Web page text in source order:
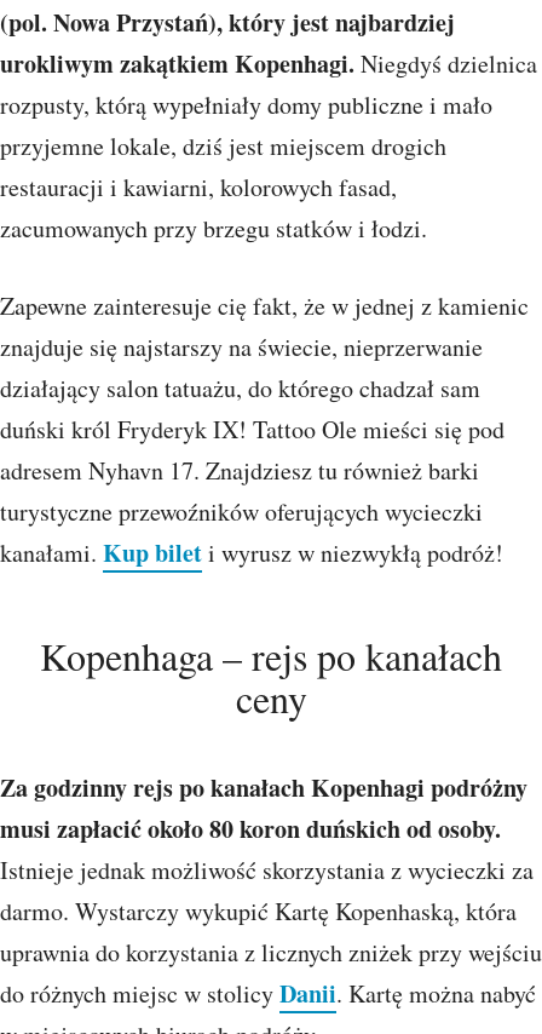
(pol. Nowa Przystań), który jest najbardziej
urokliwym zakątkiem Kopenhagi. Niegdyś dzielnica
rozpusty, którą wypełniały domy publiczne i mało
przyjemne lokale, dziś jest miejscem drogich
restauracji i kawiarni, kolorowych fasad,
zacumowanych przy brzegu statków i łodzi.
Zapewne zainteresuje cię fakt, że w jednej z kamienic
znajduje się najstarszy na świecie, nieprzerwanie
działający salon tatuażu, do którego chadzał sam
duński król Fryderyk IX! Tattoo Ole mieści się pod
adresem Nyhavn 17. Znajdziesz tu również barki
turystyczne przewoźników oferujących wycieczki
kanałami. Kup bileti wyrusz w niezwykłą podróż!
Kopenhaga – rejs po kanałach
ceny
Za godzinny rejs po kanałach Kopenhagi podróżny
musi zapłacić około 80 koron duńskich od osoby.
Istnieje jednak możliwość skorzystania z wycieczki za
darmo. Wystarczy wykupić Kartę Kopenhaską, która
uprawnia do korzystania z licznych zniżek przy wejściu
do różnych miejsc w stolicyDanii. Kartę można nabyć